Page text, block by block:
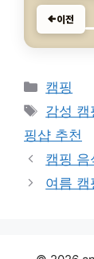
이전
카
테
고
리
캠핑
태
그
감성 캠
핑샵 추천
캠핑
여름